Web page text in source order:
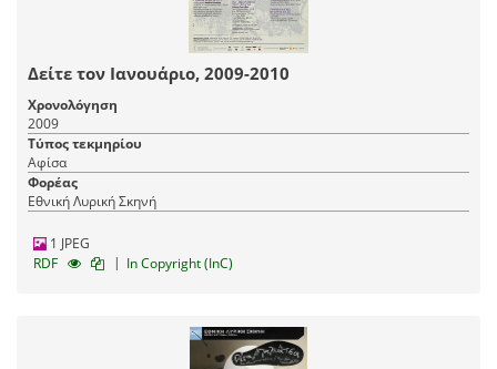
Δείτε τον Ιανουάριο, 2009-2010
Χρονολόγηση
2009
Τύπος τεκμηρίου
Αφίσα
Φορέας
Εθνική Λυρική Σκηνή
1 JPEG
RDF
| In Copyright (InC)